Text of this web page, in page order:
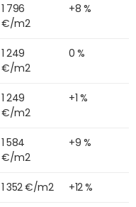
1 796
€/m2
+8 %
1 249
€/m2
0 %
1 249
€/m2
+1 %
1 584
€/m2
+9 %
1 352 €/m2 +12 %